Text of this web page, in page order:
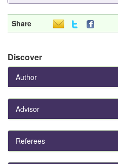
Share
Discover
Author
Advisor
Referees